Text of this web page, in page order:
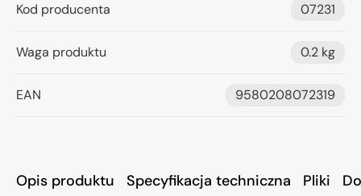
Opis produktu Specyfikacja techniczna Pliki
Kod producenta 07231
Waga produktu 0.2 kg
EAN 9580208072319